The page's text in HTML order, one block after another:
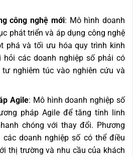
công nghệ mới: Mô hình doanh
phát triển và áp dụng công nghệ
phá và tối ưu hóa quy trình kinh
các doanh nghiệp số phải có
nghiêm túc vào nghiên cứu và
Agile: Mô hình doanh nghiệp số
pháp Agile để tăng tính linh
chóng với thay đổi. Phương
các doanh nghiệp số có thể điều
thị trường và nhu cầu của khách